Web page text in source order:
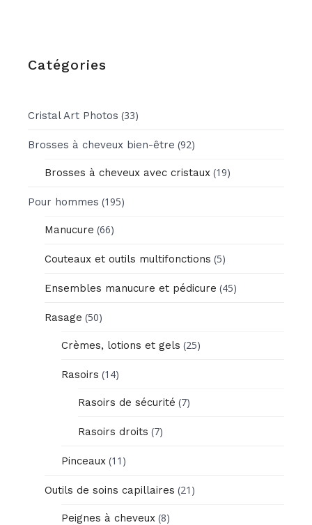
Catégories
Cristal Art Photos (33)
Brosses à cheveux bien-être (92)
Brosses à cheveux avec cristaux (19)
Pour hommes (195)
Manucure (66)
Couteaux et outils multifonctions (5)
Ensembles manucure et pédicure (45)
Rasage (50)
Crèmes, lotions et gels (25)
Rasoirs (14)
Rasoirs de sécurité (7)
Rasoirs droits (7)
Pinceaux (11)
Outils de soins capillaires (21)
Peignes à cheveux (8)